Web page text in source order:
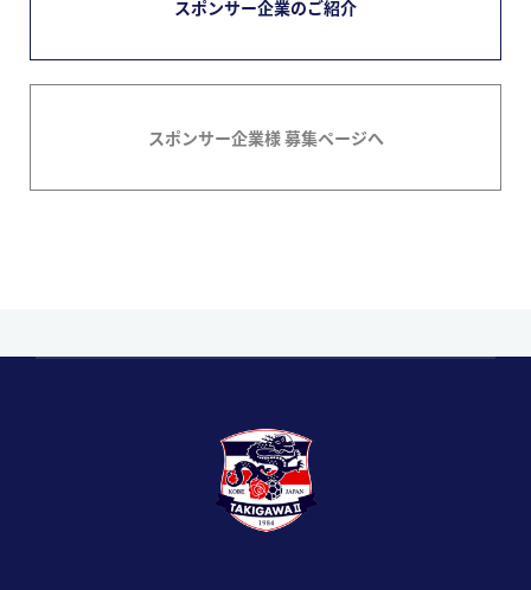
スポンサー企業のご紹介
スポンサー企業様 募集ページへ